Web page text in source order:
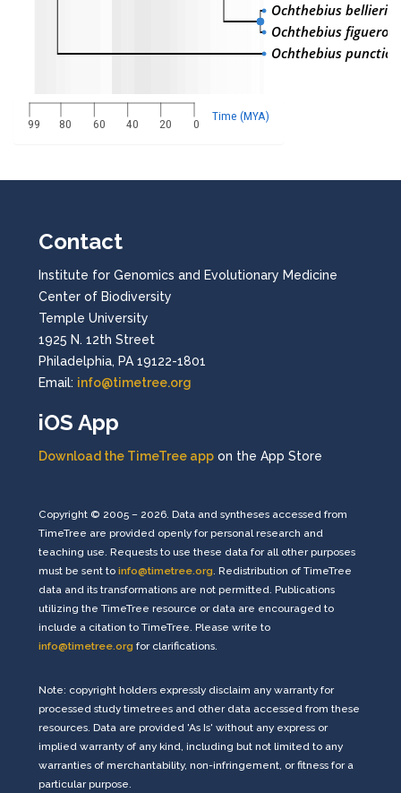
Ochthebius bellieri
Ochthebius figueroi
Ochthebius
0
20
40
60
80
99
Time (MYA)
Contact
Institute for Genomics and Evolutionary Medicine
Center of Biodiversity
Temple University
1925 N. 12th Street
Philadelphia, PA 19122-1801
Email: info@timetree.org
iOS App
Download the TimeTree app on the App Store
Copyright © 2005 – 2026. Data and syntheses accessed from
TimeTree are provided openly for personal research and
teaching use. Requests to use these data for all other purposes
must be sent to info@timetree.org. Redistribution of TimeTree
data and its transformations are not permitted. Publications
utilizing the TimeTree resource or data are encouraged to
include a citation to TimeTree. Please write to
info@timetree.org for clarifications.
Note: copyright holders expressly disclaim any warranty for
processed study timetrees and other data accessed from these
resources. Data are provided 'As Is' without any express or
implied warranty of any kind, including but not limited to any
warranties of merchantability, non-infringement, or fitness for a
particular purpose.